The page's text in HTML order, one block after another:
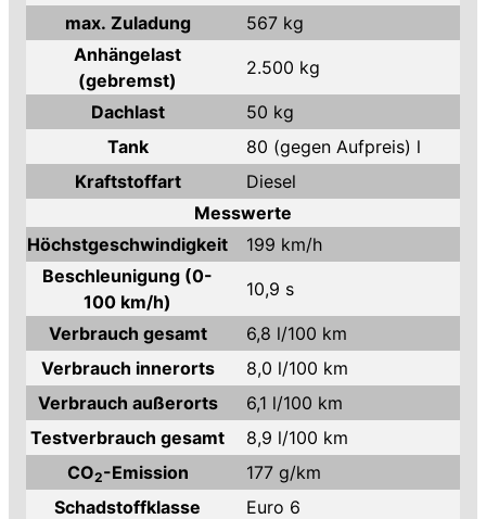
max. Zuladung
567 kg
Anhängelast
(gebremst)
2.500 kg
Dachlast
50 kg
Tank
80 (gegen Aufpreis) l
Kraftstoffart
Diesel
Messwerte
Höchstgeschwindigkeit
199 km/h
Beschleunigung (0-
100 km/h)
10,9 s
Verbrauch gesamt
6,8 l/100 km
Verbrauch innerorts
8,0 l/100 km
Verbrauch außerorts
6,1 l/100 km
Testverbrauch gesamt
8,9 l/100 km
CO2-Emission
177 g/km
Schadstoffklasse
Euro 6